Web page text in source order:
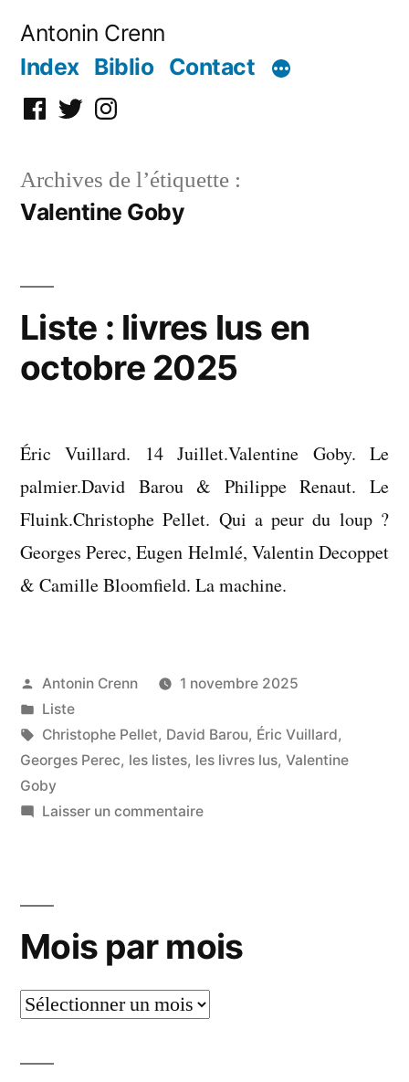
Antonin Crenn
Index Biblio Contact
Facebook
TwitterInstagram
Archives de l’étiquette :
Valentine Goby
Liste : livres lus en
octobre 2025
Éric Vuillard. 14 Juillet.Valentine Goby. Le
palmier.David Barou & Philippe Renaut. Le
Fluink.Christophe Pellet. Qui a peur du loup ?
Georges Perec, Eugen Helmlé, Valentin Decoppet
& Camille Bloomfield. La machine.
Publié
par
Antonin Crenn
1 novembre 2025
Publié
dans
Liste
Étiquettes :
Christophe Pellet, David Barou, Éric Vuillard,
Georges Perec, les listes, les livres lus, Valentine
Goby
Laisser un commentairesur
en
octobre
2025
Mois par mois
Mois